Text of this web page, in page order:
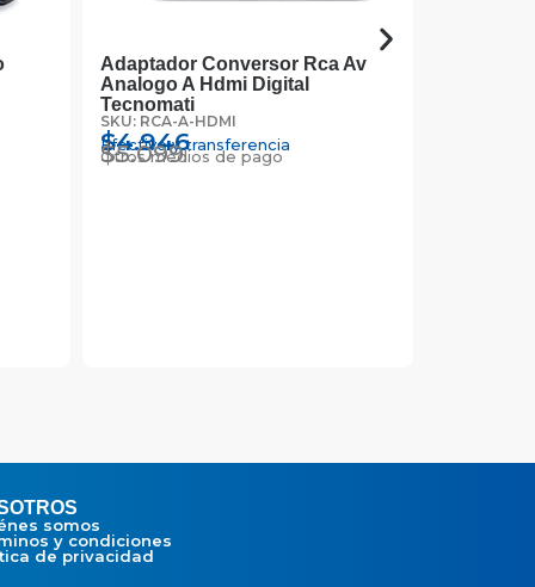
Adaptador Conversor Rca Av
Analogo A Hdmi Digital
Tecnomati
SKU: RCA-A-HDMI
$4.946
Efectivo y transferencia
$5.099
Otros medios de pago
somos
y condiciones
de privacidad